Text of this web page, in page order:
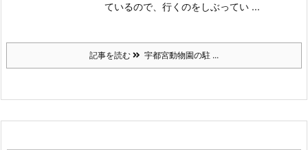
ているので、行くのをしぶってい ...
記事を読む 宇都宮動物園の駐 ...